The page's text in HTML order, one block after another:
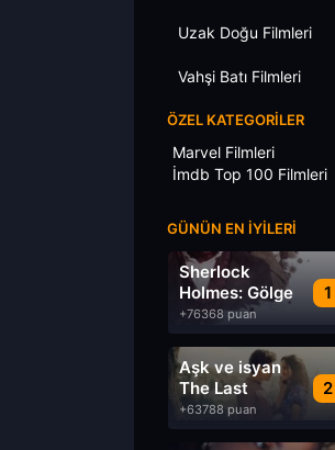
Uzak Doğu Filmleri
Vahşi Batı Filmleri
ÖZEL KATEGORILER
Marvel Filmleri
İmdb Top 100 Filmleri
GÜNÜN EN İYILERI
1
Sherlock
Holmes: Gölge
Oyunları
+76368 puan
2
Aşk ve isyan
The Last
Parasido izle
+63788 puan